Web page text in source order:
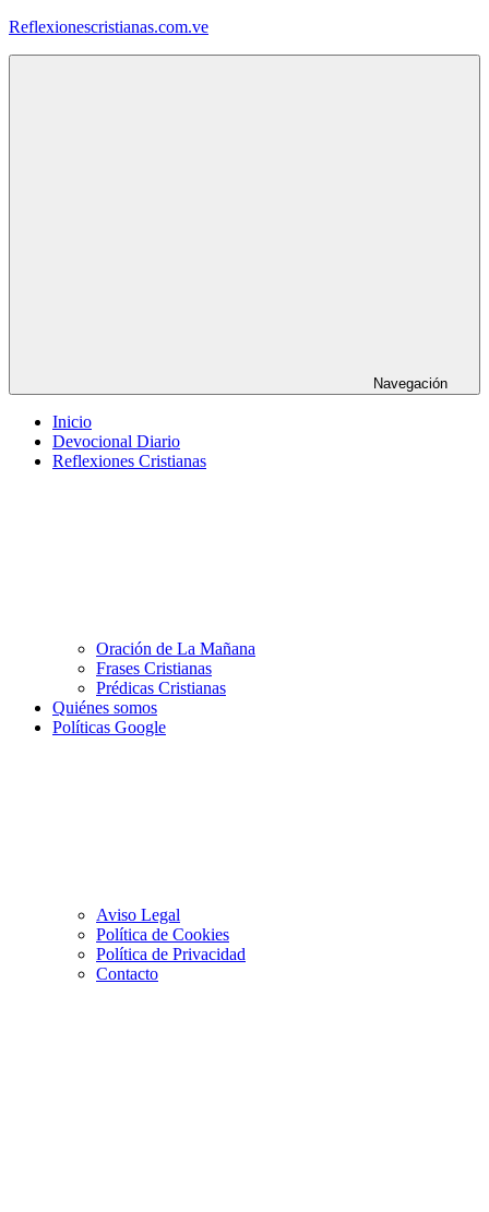
Saltar
Reflexionescristianas.com.ve
Navegación
Inicio
Devocional Diario
Reflexiones Cristianas
Oración de La Mañana
Frases Cristianas
Prédicas Cristianas
Quiénes somos
Políticas Google
Aviso Legal
Política de Cookies
Política de Privacidad
Contacto